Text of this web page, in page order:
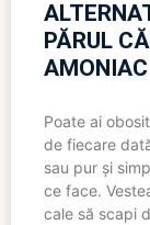
PĂRUL
AMONIAC
Poate ai
de fiecare
sau pur și
ce face.
cale să scapi